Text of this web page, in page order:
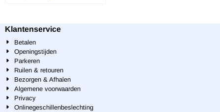
Klantenservice
Betalen
Openingstijden
Parkeren
Ruilen & retouren
Bezorgen & Afhalen
Algemene voorwaarden
Privacy
Onlinegeschillenbeslechting